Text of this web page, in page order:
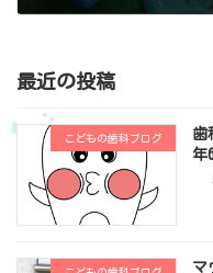
最近の投稿
こどもの歯科ブログ
歯
年
マ